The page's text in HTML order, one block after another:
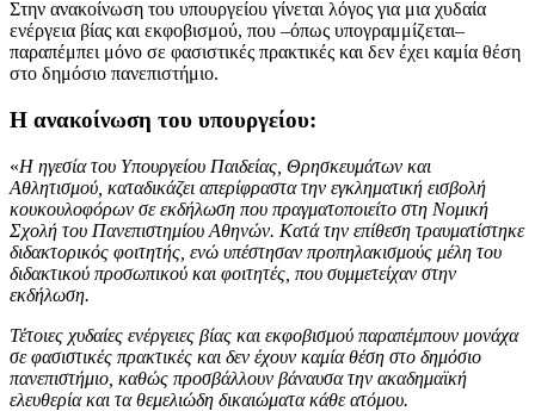
Στην ανακοίνωση του υπουργείου γίνεται λόγος για μια χυδαία
ενέργεια βίας και εκφοβισμού, που –όπως υπογραμμίζεται–
παραπέμπει μόνο σε φασιστικές πρακτικές και δεν έχει καμία θέση
στο δημόσιο πανεπιστήμιο.
Η ανακοίνωση του υπουργείου:
«Η ηγεσία του Υπουργείου Παιδείας, Θρησκευμάτων και
Αθλητισμού, καταδικάζει απερίφραστα την εγκληματική εισβολή
κουκουλοφόρων σε εκδήλωση που πραγματοποιείτo στη Νομική
Σχολή του Πανεπιστημίου Αθηνών. Κατά την επίθεση τραυματίστηκε
διδακτορικός φοιτητής, ενώ υπέστησαν προπηλακισμούς μέλη του
διδακτικού προσωπικού και φοιτητές, που συμμετείχαν στην
εκδήλωση.
Τέτοιες χυδαίες ενέργειες βίας και εκφοβισμού παραπέμπουν μονάχα
σε φασιστικές πρακτικές και δεν έχουν καμία θέση στο δημόσιο
πανεπιστήμιο, καθώς προσβάλλουν βάναυσα την ακαδημαϊκή
ελευθερία και τα θεμελιώδη δικαιώματα κάθε ατόμου.